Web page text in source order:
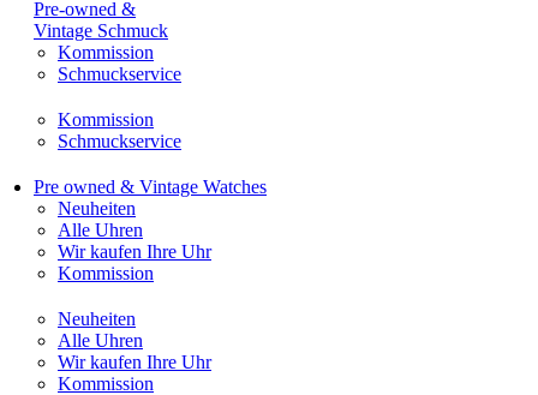
Pre-owned &
Vintage Schmuck
Kommission
Schmuckservice
Kommission
Schmuckservice
Pre owned & Vintage Watches
Neuheiten
Alle Uhren
Wir kaufen Ihre Uhr
Kommission
Neuheiten
Alle Uhren
Wir kaufen Ihre Uhr
Kommission